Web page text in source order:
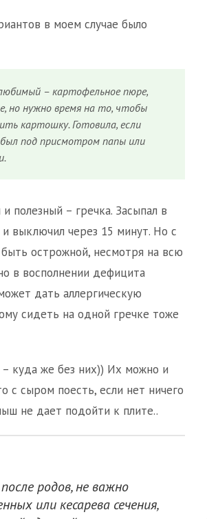
в моем случае было
– картофельное пюре,
но нужно время на то, чтобы
картошку. Готовила, если
под присмотром папы или
полезный – гречка. Засыпал в
выключил через 15 минут. Но с
острожной, несмотря на всю
в восполнении дефицита
дать аллергическую
сидеть на одной гречке тоже
куда же без них)) Их можно и
с сыром поесть, если нет ничего
не дает подойти к плите..
родов, не важно
или кесарева сечения,